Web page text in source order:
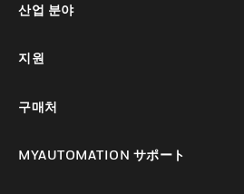
산업 분야
지원
구매처
MYAUTOMATION サポート